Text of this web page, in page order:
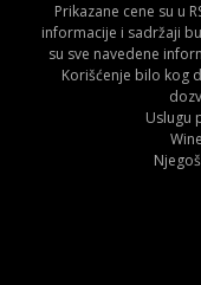
Prikazane cene su u
informacije i sadržaji
su sve navedene
Korišćenje bilo kog
Uslugu